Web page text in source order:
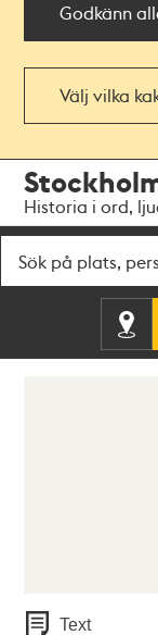
Godkänn
Välj vilka
navigationen
huvudinnehållet
Historia i ord,
Text